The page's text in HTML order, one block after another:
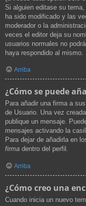
Si alguien editase su
ha sido modificado y las
moderador o la
veces el editor deja su
usuarios normales no
haya respondido al mismo.
Arriba
¿Cómo se puede
Para añadir una firma a
de Usuario. Una vez
publique un mensaje.
mensajes activando la
Para dejar de añadirla en
firma dentro del perfil.
Arriba
¿Cómo creo una
Cuando inicia un nuevo